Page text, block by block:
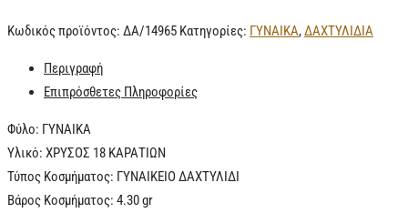
Κωδικός προϊόντος: ΔΑ/14965 Κατηγορίες: ΓΥΝΑΙΚΑ,ΔΑΧΤΥΛΙΔΙΑ
Περιγραφή
Επιπρόσθετες Πληροφορίες
Φύλο: ΓYNAIKA
Υλικό: ΧΡΥΣΟΣ 18 ΚΑΡΑΤΙΩΝ
Τύπος Κοσμήματος: ΓΥΝΑΙΚΕΙΟ ΔΑΧΤΥΛΙΔΙ
Βάρος Κοσμήματος: 4.30 gr